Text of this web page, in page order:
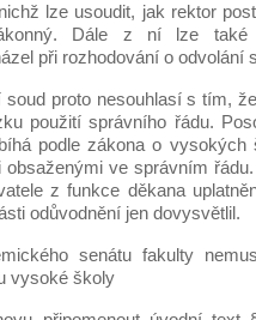
lze usoudit, jak rektor
Dále z ní lze
při rozhodování o odvolání
proto nesouhlasí s tím,
použití správního řádu.
podle zákona o
obsaženými ve správním
z funkce děkana
odůvodnění jen dovysvětlil.
senátu fakulty
vysoké školy